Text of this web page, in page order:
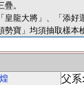
。
皇龍大將」、「添
勢寶」均須抽取樣本
父系